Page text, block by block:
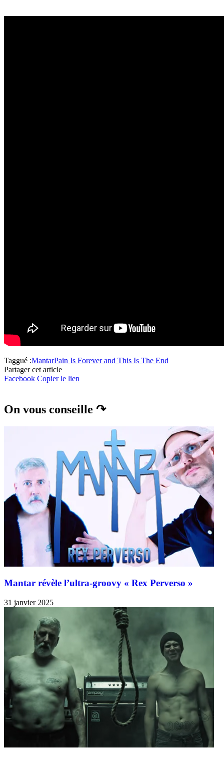
Taggué :MantarPain Is Forever and This Is The End
Partager cet article
Facebook Copier le lien
On vous conseille ↷
Mantar révèle l’ultra-groovy « Rex Perverso »
31 janvier 2025